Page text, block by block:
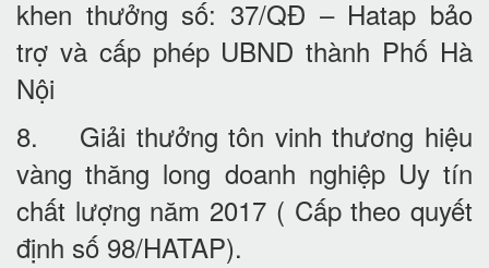
khen thưởng số: 37/QĐ – Hatap bảo
trợ và cấp phép UBND thành Phố Hà
Nội
8. Giải thưởng tôn vinh thương hiệu
vàng thăng long doanh nghiệp Uy tín
chất lượng năm 2017 ( Cấp theo quyết
định số 98/HATAP).